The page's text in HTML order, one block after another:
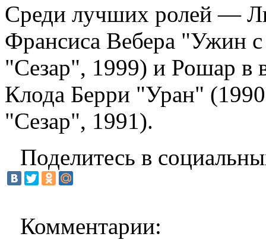
Среди лучших ролей —
Франсиса Вебера "Ужин
"Сезар", 1999) и Рошар в
Клода Берри "Уран"
"Сезар", 1991).
Поделитесь в
Комментарии: